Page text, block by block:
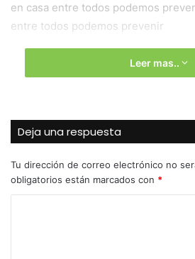
en casa entre todos podemos
entre todos podemos prevenir
Juegos
Leer mas..
Deja una respuesta
Tu dirección de correo electrónico no
obligatorios están marcados con *